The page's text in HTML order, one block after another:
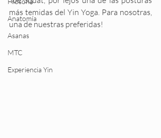
Anatomía
Asanas
MTC
Experiencia Yin
más temidas del Yin Yoga. Para nosotras,
una de nuestras preferidas!